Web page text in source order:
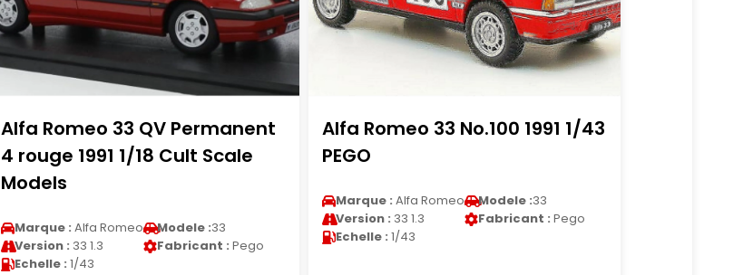
Alfa Romeo 33 QV Permanent
4 rouge 1991 1/18 Cult Scale
Models
Marque : Alfa Romeo Modele :33
Version : 33 1.3 Fabricant : Pego
Echelle : 1/43
Alfa Romeo 33 No.100 1991 1/43
PEGO
Marque : Alfa Romeo Modele :33
Version : 33 1.3 Fabricant : Pego
Echelle : 1/43